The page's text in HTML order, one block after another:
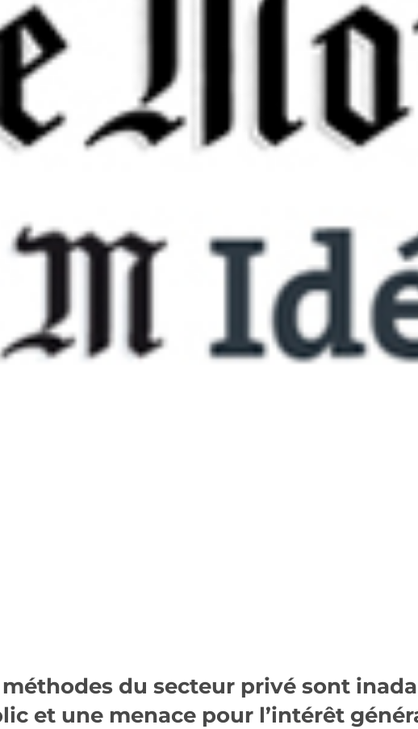
méthodes du secteur privé sont
et une menace pour l’intérêt